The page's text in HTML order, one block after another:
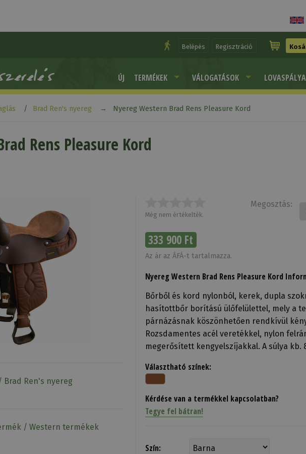
Belépés Regisztráció
ÚJ TERMÉKEK VÁLOGATÁSOK LOVASPÁLYA
Brad Ren's nyereg Nyereg Western Brad Rens Pleasure Kord
Rens Pleasure Kord
Még nem értékelték.
Megosztás:
333 900 Ft
Az ár az ÁFÁ-t tartalmazza.
Nyereg Western Brad Rens Pleasure Kord
Bőrből és kord nylonból, kerek, dupla
hasítottbőr borítású ülőfelülettel, mely a
párnázásnak köszönhetően rendkívül
Rozsdamentes acél veretékkel, nylon
megerősített kengyelszíjakkal. A súlya kb.
Választható színek:
Kérdése van a termékkel kapcsolatban?
Tegye fel bátran!
Szín:
Brad Ren's nyereg
/ Western termékek